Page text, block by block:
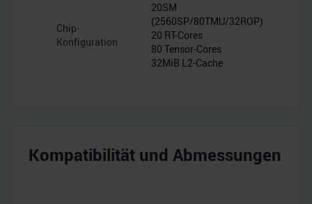
Chip-
Konfiguration
20SM
(2560SP/80TMU/32ROP)
20 RT-Cores
80 Tensor-Cores
32MiB L2-Cache
Kompatibilität und Abmessungen